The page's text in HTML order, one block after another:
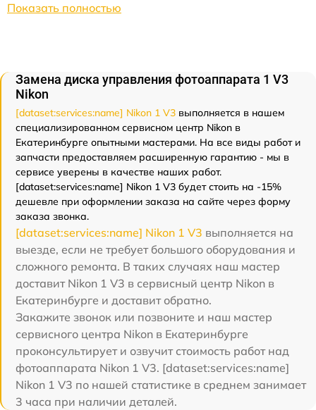
Показать полностью
Замена диска управления фотоаппарата 1 V3
Nikon
[dataset:services:name] Nikon 1 V3 выполняется в нашем
специализированном сервисном центр Nikon в
Екатеринбурге опытными мастерами. На все виды работ и
запчасти предоставляем расширенную гарантию - мы в
сервисе уверены в качестве наших работ.
[dataset:services:name] Nikon 1 V3 будет стоить на -15%
дешевле при оформлении заказа на сайте через форму
заказа звонка.
[dataset:services:name] Nikon 1 V3 выполняется на
выезде, если не требует большого оборудования и
сложного ремонта. В таких случаях наш мастер
доставит Nikon 1 V3 в сервисный центр Nikon в
Екатеринбурге и доставит обратно.
Закажите звонок или позвоните и наш мастер
сервисного центра Nikon в Екатеринбурге
проконсультирует и озвучит стоимость работ над
фотоаппарата Nikon 1 V3. [dataset:services:name]
Nikon 1 V3 по нашей статистике в среднем занимает
3 часа при наличии деталей.